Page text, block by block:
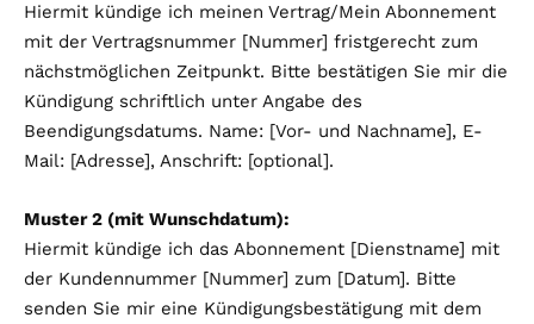
Hiermit kündige ich meinen Vertrag/Mein Abonnement
mit der Vertragsnummer [Nummer] fristgerecht zum
nächstmöglichen Zeitpunkt. Bitte bestätigen Sie mir die
Kündigung schriftlich unter Angabe des
Beendigungsdatums. Name: [Vor- und Nachname], E-
Mail: [Adresse], Anschrift: [optional].
Muster 2 (mit Wunschdatum):
Hiermit kündige ich das Abonnement [Dienstname] mit
der Kundennummer [Nummer] zum [Datum]. Bitte
senden Sie mir eine Kündigungsbestätigung mit dem